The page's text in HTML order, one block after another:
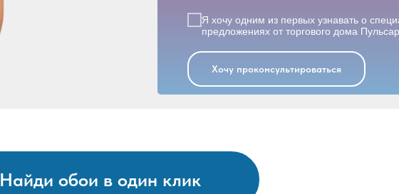
Я хочу одним из первых узнавать о
предложениях от торгового дома Пульсар
Хочу проконсультироваться
Найди обои в один клик